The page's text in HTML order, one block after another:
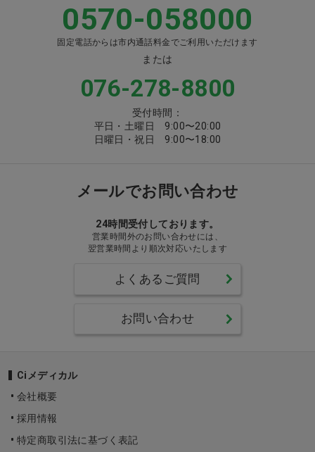
0570-058000
固定電話からは市内通話料金でご利用いただけます
または
076-278-8800
受付時間：
平日・土曜日 9:00〜20:00
日曜日・祝日 9:00〜18:00
メールでお問い合わせ
24時間受付しております。
営業時間外のお問い合わせには、
翌営業時間より順次対応いたします
よくあるご質問
お問い合わせ
Ciメディカル
会社概要
採用情報
特定商取引法に基づく表記